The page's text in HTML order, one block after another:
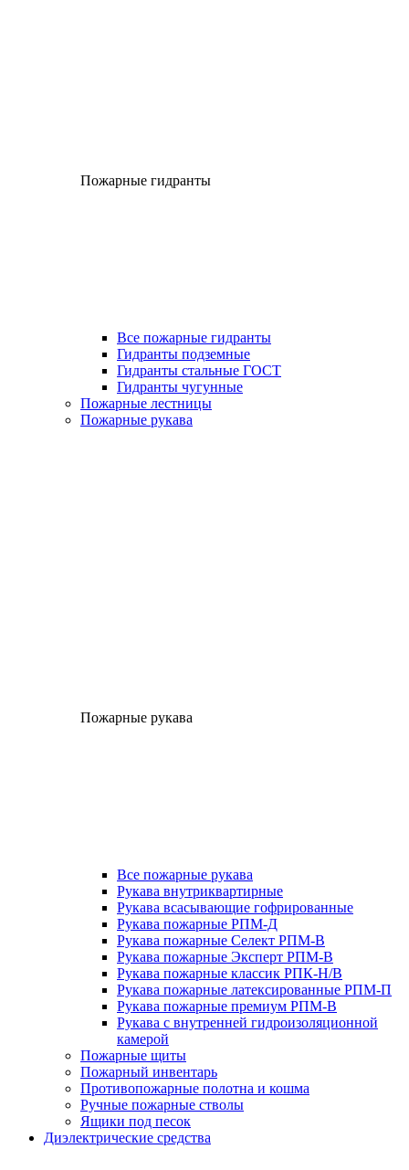
Пожарные гидранты
Все пожарные гидранты
Гидранты подземные
Гидранты стальные ГОСТ
Гидранты чугунные
Пожарные лестницы
Пожарные рукава
Пожарные рукава
Все пожарные рукава
Рукава внутриквартирные
Рукава всасывающие гофрированные
Рукава пожарные РПМ-Д
Рукава пожарные Селект РПМ-В
Рукава пожарные Эксперт РПМ-В
Рукава пожарные классик РПК-Н/В
Рукава пожарные латексированные РПМ-П
Рукава пожарные премиум РПМ-В
Рукава с внутренней гидроизоляционной
камерой
Пожарные щиты
Пожарный инвентарь
Противопожарные полотна и кошма
Ручные пожарные стволы
Ящики под песок
Диэлектрические средства